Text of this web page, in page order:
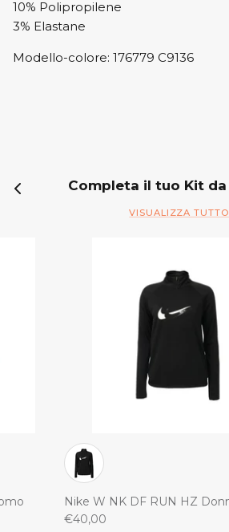
10% Polipropilene
3% Elastane
Modello-colore: 176779 C9136
Completa il tuo Kit da
VISUALIZZA TUTTO
Nike W NK DF RUN HZ
€40,00